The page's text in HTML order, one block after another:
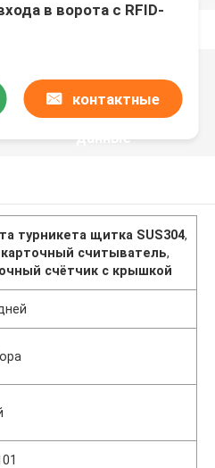
в ворота с RFID-
контактные
данные
турникета щитка SUS304,
карточный считыватель,
счётчик с крышкой